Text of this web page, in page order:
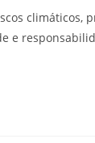
climáticos,
e